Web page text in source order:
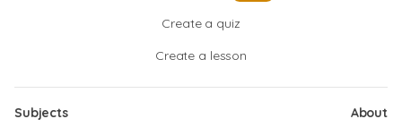
Create a quiz
Create a lesson
Subjects
About